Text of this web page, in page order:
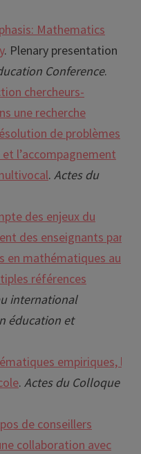
Mathematics
. Plenary presentation
Conference.
chercheurs-
une recherche
de problèmes
l’accompagnement
. Actes du
des enjeux du
des enseignants par
en mathématiques au
références
international
éducation et
empiriques, la
. Actes du Colloque
de conseillers
collaboration avec